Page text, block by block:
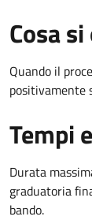
Cosa
Quando il
positivamente
Tempi
Durata
graduatoria
bando.